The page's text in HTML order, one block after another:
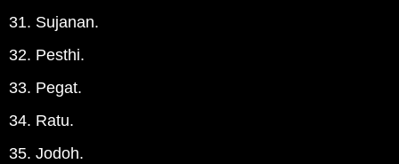
31. Sujanan.
32. Pesthi.
33. Pegat.
34. Ratu.
35. Jodoh.